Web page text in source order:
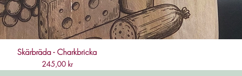
Skärbräda - Charkbricka
Pris
245,00 kr